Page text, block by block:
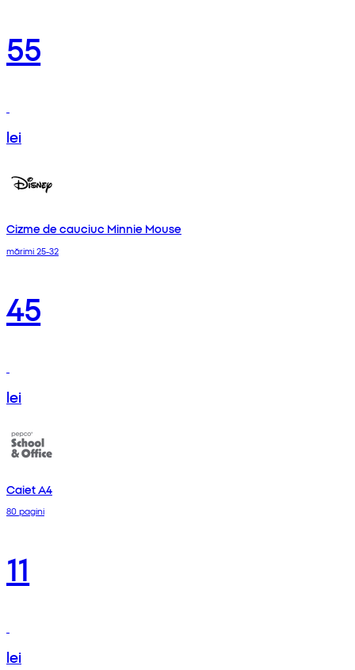
55
lei
Cizme de cauciuc Minnie Mouse
mărimi 25-32
45
lei
Caiet A4
80 pagini
11
lei